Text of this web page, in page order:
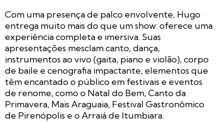
Com uma presença de palco envolvente, Hugo
entrega muito mais do que um show: oferece uma
experiência completa e imersiva. Suas
apresentações mesclam canto, dança,
instrumentos ao vivo (gaita, piano e violão), corpo
de baile e cenografia impactante, elementos que
têm encantado o público em festivais e eventos
de renome, como o Natal do Bem, Canto da
Primavera, Mais Araguaia, Festival Gastronômico
de Pirenópolis e o Arraiá de Itumbiara.